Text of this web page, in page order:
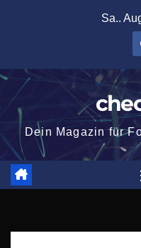
Sa..
Dein Magazin für